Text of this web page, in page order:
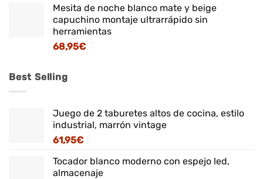
Mesita de noche blanco mate y beige
capuchino montaje ultrarrápido sin
herramientas
68,95€
Best Selling
Juego de 2 taburetes altos de cocina, estilo
industrial, marrón vintage
61,95€
Tocador blanco moderno con espejo led,
almacenaje